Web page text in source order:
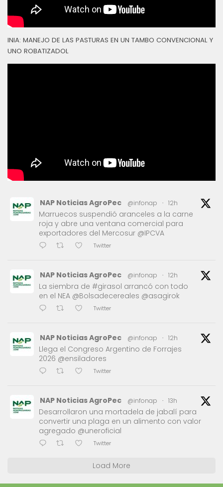
INIA: MANEJO DE LAS PASTURAS EN UN TAMBO CONVENCIONAL Y
UNO ROBATIZADOL
NAP Noticias AgroPec @infonap · 12h
Marruecos suspendió aranceles a la carne
roja y abre una ventana comercial para
exportadores del Mercosur @IPCVA
Twitter
NAP Noticias AgroPec @infonap · 12h
La siembra de #girasol arrancó con todo
en el NEA @Bolsadecereales @asagirok
Twitter
NAP Noticias AgroPec @infonap · 12h
Llega el Congreso Argentino de Forrajes
2026 @ensiladores
Twitter
NAP Noticias AgroPec @infonap · 13h
Desarrollaron una mortadela de jabalí para
convertir una plaga en un alimento con valor
agregado @uneroficial
Twitter
Load More